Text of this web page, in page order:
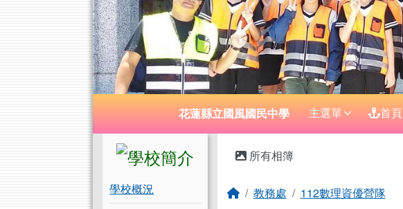
導覽列 花蓮縣立國風國民中學 主選單 首頁
左邊區域內容
學校概況
主內容區域
所有相簿
回首頁
教務處 112數理資優營隊
頁尾區域